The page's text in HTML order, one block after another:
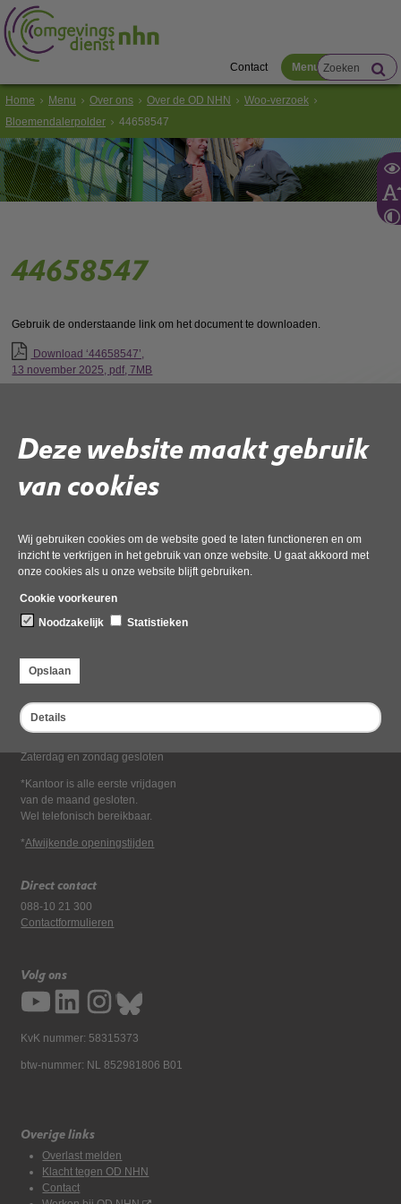
Deze website maakt gebruik
van cookies
Wij gebruiken cookies om de website goed te laten functioneren en om
inzicht te verkrijgen in het gebruik van onze website. U gaat akkoord met
onze cookies als u onze website blijft gebruiken.
Cookie voorkeuren
Noodzakelijk
Statistieken
Opslaan
Details
Contact Menu
Home Menu Over ons Over de OD NHN
Woo-verzoek
Bloemendalerpolder
44658547
44658547
Gebruik de onderstaande link om het document te downloaden.
Download ‘44658547’,
13 november 2025, pdf, 7MB
Bezoekadres
Dampten 2, 1624 NR Hoorn
Postbus 2095, 1620 EB Hoorn
Openingstijden kantoor
Maandag tot en met vrijdag*
van 08:00 tot 16:30
Zaterdag en zondag gesloten
*Kantoor is alle eerste vrijdagen
van de maand gesloten.
Wel telefonisch bereikbaar.
*Afwijkende openingstijden
Direct contact
088-10 21 300
Contactformulieren
Volg ons
KvK nummer: 58315373
btw-nummer: NL 852981806 B01
Overige links
Overlast melden
Klacht tegen OD NHN
Contact